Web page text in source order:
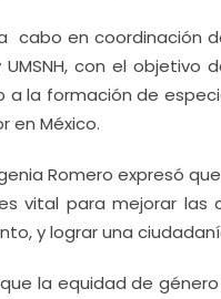
cabo en coordinación
y UMSNH, con el
a la formación de
en México.
Romero expresó
vital para mejorar las
y lograr una
la equidad de